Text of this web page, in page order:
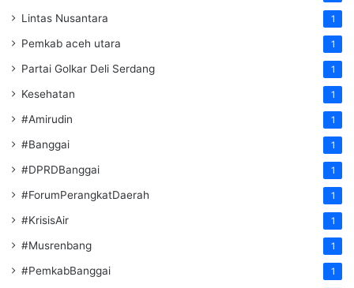
Lintas Nusantara 1
Pemkab aceh utara 1
Partai Golkar Deli Serdang 1
Kesehatan 1
#Amirudin 1
#Banggai 1
#DPRDBanggai 1
#ForumPerangkatDaerah 1
#KrisisAir 1
#Musrenbang 1
#PemkabBanggai 1